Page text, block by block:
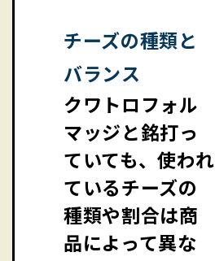
チーズの種類と
バランス
クワトロフォル
マッジと銘打っ
ていても、使われ
ているチーズの
種類や割合は商
品によって異な